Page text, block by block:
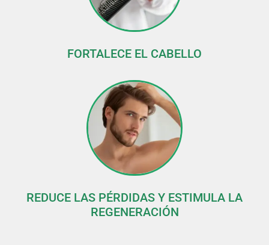
FORTALECE EL CABELLO
REDUCE LAS PÉRDIDAS Y ESTIMULA LA
REGENERACIÓN